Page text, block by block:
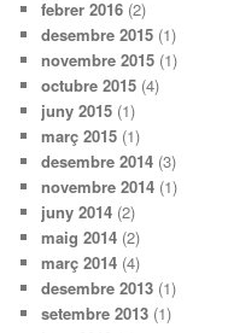
febrer 2016 (2)
desembre 2015 (1)
novembre 2015 (1)
octubre 2015 (4)
juny 2015 (1)
març 2015 (1)
desembre 2014 (3)
novembre 2014 (1)
juny 2014 (2)
maig 2014 (2)
març 2014 (4)
desembre 2013 (1)
setembre 2013 (1)